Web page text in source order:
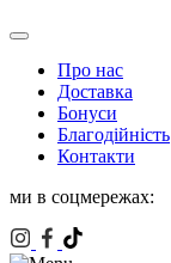
Про нас
Доставка
Бонуси
Благодійність
Контакти
ми в соцмережах: